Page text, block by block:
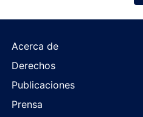
Acerca de
Derechos
Publicaciones
Prensa